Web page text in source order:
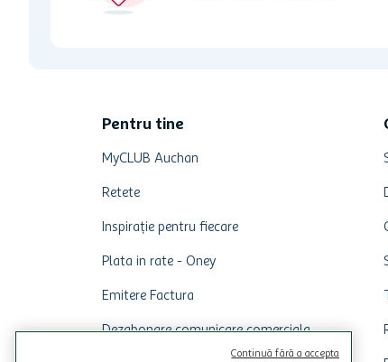
Pentru tine
MyCLUB Auchan
Retete
Inspirație pentru fiecare
Plata in rate - Oney
Emitere Factura
Dezabonare comunicare comerciala
Continuă fără a accepta